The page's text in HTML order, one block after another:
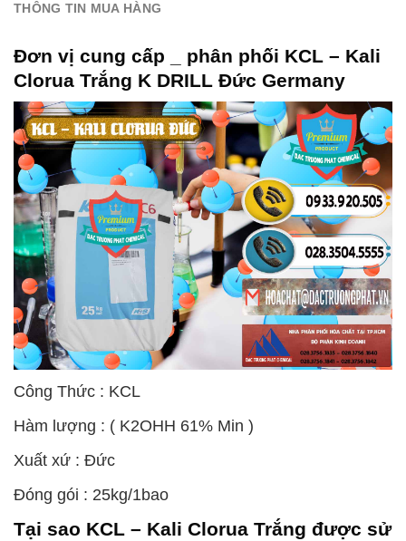
THÔNG TIN MUA HÀNG
Đơn vị cung cấp _ phân phối KCL – Kali
Clorua Trắng K DRILL Đức Germany
Công Thức : KCL
Hàm lượng : ( K2OHH 61% Min )
Xuất xứ : Đức
Đóng gói : 25kg/1bao
Tại sao KCL – Kali Clorua Trắng được sử